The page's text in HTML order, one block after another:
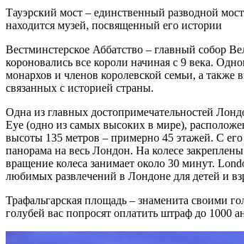
Тауэрский мост – единственный разводной
находится музей, посвященный его истории
Вестминстерское Аббатство – главный собор
короновались все короли начиная с 9 века.
монархов и членов королевской семьи, а также
связанных с историей страны.
Одна из главных достопримечательностей
Eye (одно из самых высоких в мире),
высоты 135 метров – примерно 45 этажей. С
панорама на весь Лондон. На колесе
вращение колеса занимает около 30 минут.
любимых развлечений в Лондоне для детей и
Трафальгарская площадь – знаменита своими
голубей вас попросят оплатить штраф до 1000